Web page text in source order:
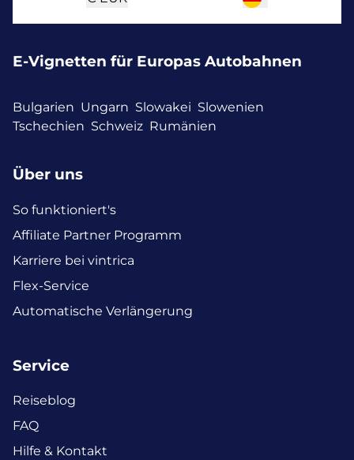
E-Vignetten für Europas Autobahnen
Bulgarien Ungarn Slowakei Slowenien
Tschechien Schweiz Rumänien
Über uns
So funktioniert's
Affiliate Partner Programm
Karriere bei vintrica
Flex-Service
Automatische Verlängerung
Service
Reiseblog
FAQ
Hilfe & Kontakt